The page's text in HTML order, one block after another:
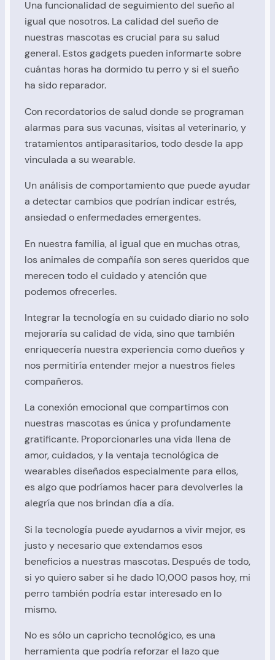
Una funcionalidad de seguimiento del sueño al
igual que nosotros. La calidad del sueño de
nuestras mascotas es crucial para su salud
general. Estos gadgets pueden informarte sobre
cuántas horas ha dormido tu perro y si el sueño
ha sido reparador.
Con recordatorios de salud donde se programan
alarmas para sus vacunas, visitas al veterinario, y
tratamientos antiparasitarios, todo desde la app
vinculada a su wearable.
Un análisis de comportamiento que puede ayudar
a detectar cambios que podrían indicar estrés,
ansiedad o enfermedades emergentes.
En nuestra familia, al igual que en muchas otras,
los animales de compañía son seres queridos que
merecen todo el cuidado y atención que
podemos ofrecerles.
Integrar la tecnología en su cuidado diario no solo
mejoraría su calidad de vida, sino que también
enriquecería nuestra experiencia como dueños y
nos permitiría entender mejor a nuestros fieles
compañeros.
La conexión emocional que compartimos con
nuestras mascotas es única y profundamente
gratificante. Proporcionarles una vida llena de
amor, cuidados, y la ventaja tecnológica de
wearables diseñados especialmente para ellos,
es algo que podríamos hacer para devolverles la
alegría que nos brindan día a día.
Si la tecnología puede ayudarnos a vivir mejor, es
justo y necesario que extendamos esos
beneficios a nuestras mascotas. Después de todo,
si yo quiero saber si he dado 10,000 pasos hoy, mi
perro también podría estar interesado en lo
mismo.
No es sólo un capricho tecnológico, es una
herramienta que podría reforzar el lazo que